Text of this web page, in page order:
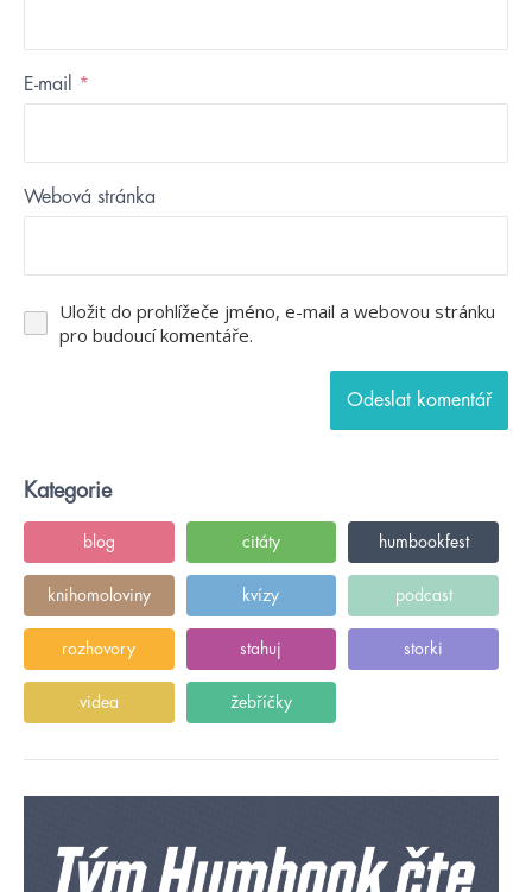
E-mail *
Webová stránka
Uložit do prohlížeče jméno, e-mail a webovou stránku
pro budoucí komentáře.
Kategorie
blog citáty humbookfest
knihomoloviny kvízy podcast
rozhovory stahuj storki
videa žebříčky